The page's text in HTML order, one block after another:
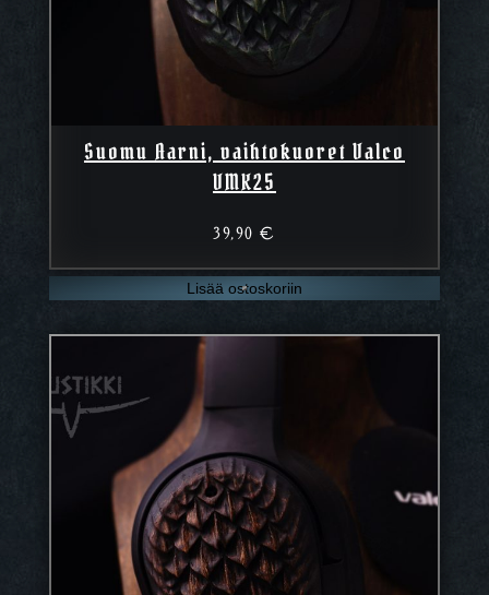
Suomu Aarni, vaihtokuoret Valco
VMK25
39,90€
Lisää ostoskoriin